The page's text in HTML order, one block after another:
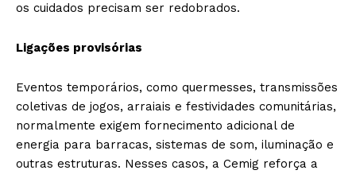
os cuidados precisam ser redobrados.
Ligações provisórias
Eventos temporários, como quermesses, transmissões
coletivas de jogos, arraiais e festividades comunitárias,
normalmente exigem fornecimento adicional de
energia para barracas, sistemas de som, iluminação e
outras estruturas. Nesses casos, a Cemig reforça a